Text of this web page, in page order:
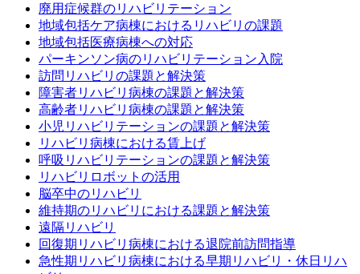
廃用症候群のリハビリテーション
地域包括ケア病棟におけるリハビリの課題
地域包括医療病棟への対応
パーキンソン病のリハビリテーション入院
訪問リハビリの課題と解決策
障害者リハビリ病棟の課題と解決策
高齢者リハビリ病棟の課題と解決策
小児リハビリテーションの課題と解決策
リハビリ病棟における賃上げ
呼吸リハビリテーションの課題と解決策
リハビリロボットの活用
脳卒中のリハビリ
維持期のリハビリにおける課題と解決策
遠隔リハビリ
回復期リハビリ病棟における退院前訪問指導
急性期リハビリ病棟における早期リハビリ・休日リハ